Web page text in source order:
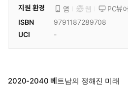
지원 환경
앱 웹 PC뷰어
ISBN
9791187289708
UCI
-
2020-2040 베트남의 정해진 미래